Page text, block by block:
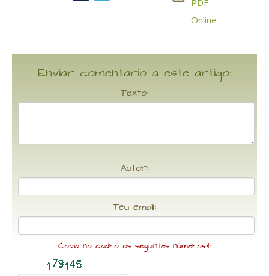
Enviar comentario a este artigo:
Texto:
Autor:
Teu email:
Copia no cadro os seguintes números*: